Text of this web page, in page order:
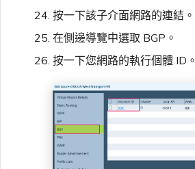
按一下該子介面網路的連結。
在側邊導覽中選取 BGP。
按一下您網路的執行個體 ID。